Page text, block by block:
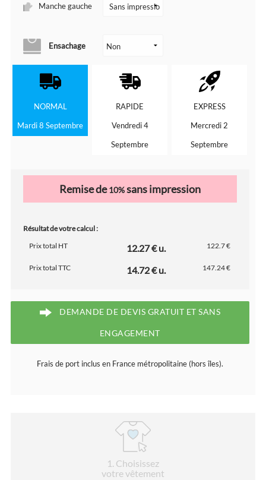
Manche gauche
Ensachage
NORMAL
Mardi 8 Septembre
RAPIDE
Vendredi 4
Septembre
EXPRESS
Mercredi 2
Septembre
Remise de10%sans impression
Résultat de votre calcul :
Prix total HT
12.27 € u. 122.7 €
Prix total TTC 14.72 € u. 147.24 €
DEMANDE DE DEVIS GRATUIT ET SANS
ENGAGEMENT
Frais de port inclus en France métropolitaine (hors îles).
1 . Choisissez
votre vêtement